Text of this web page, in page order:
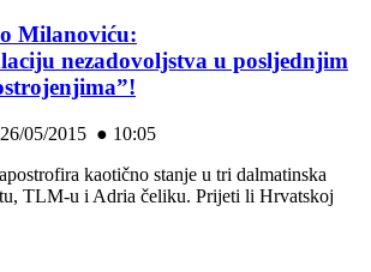
Milanoviću:
nezadovoljstva u posljednjim
26/05/2015 ● 10:05
kaotično stanje u tri dalmatinska
TLM-u i Adria čeliku. Prijeti li Hrvatskoj